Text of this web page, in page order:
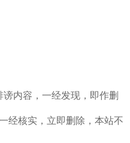
内容，一经发现，即作删
经核实，立即删除，本站不